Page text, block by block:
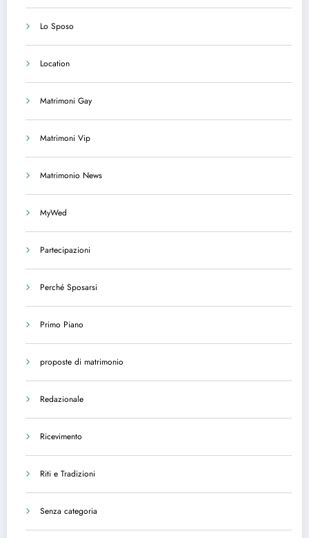
Lo Sposo
Location
Matrimoni Gay
Matrimoni Vip
Matrimonio News
MyWed
Partecipazioni
Perché Sposarsi
Primo Piano
proposte di matrimonio
Redazionale
Ricevimento
Riti e Tradizioni
Senza categoria